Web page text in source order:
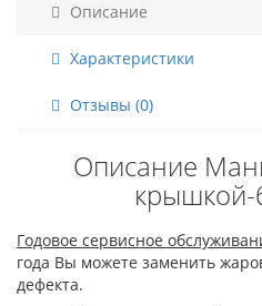
Описание
Характеристики
Отзывы (0)
Описание
Годовое сервисное
года Вы можете заменить
дефекта.